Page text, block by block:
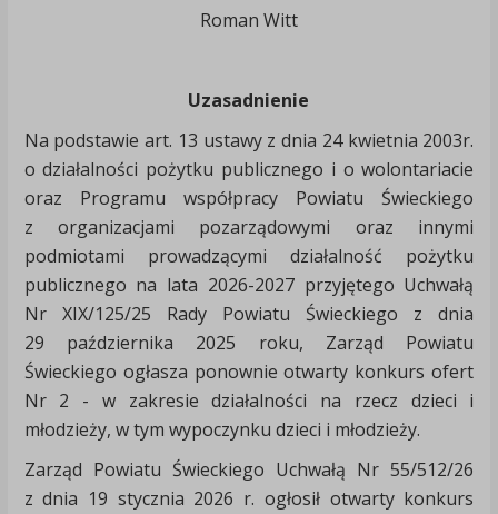
Roman Witt
Uzasadnienie
Na podstawie art. 13 ustawy z dnia 24 kwietnia 2003r.
o działalności pożytku publicznego i o wolontariacie
oraz Programu współpracy Powiatu Świeckiego
z organizacjami pozarządowymi oraz innymi
podmiotami prowadzącymi działalność pożytku
publicznego na lata 2026-2027 przyjętego Uchwałą
Nr XIX/125/25 Rady Powiatu Świeckiego z dnia
29 października 2025 roku, Zarząd Powiatu
Świeckiego ogłasza ponownie otwarty konkurs ofert
Nr 2 - w zakresie działalności na rzecz dzieci i
młodzieży, w tym wypoczynku dzieci i młodzieży.
Zarząd Powiatu Świeckiego Uchwałą Nr 55/512/26
z dnia 19 stycznia 2026 r. ogłosił otwarty konkurs